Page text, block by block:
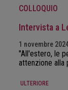
COLLOQUIO
Intervista a
1 novembre
"All'estero, le
attenzione alla
ULTERIORE